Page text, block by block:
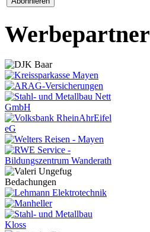
Werbepartner